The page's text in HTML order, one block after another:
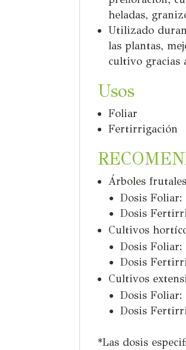
heladas,
Utilizado
las plantas,
cultivo gracias
Usos
Foliar
Fertirrigación
Árboles
Dosis
Dosis
Cultivos
Dosis
Dosis
Cultivos
Dosis
Dosis
*Las dosis